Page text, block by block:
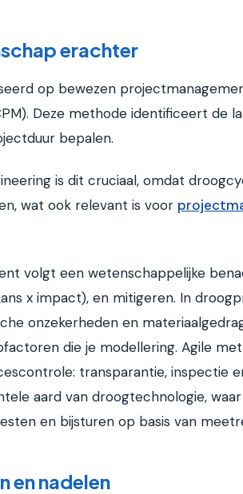
erachter
op bewezen
Deze methode identificeert de
bepalen.
is dit cruciaal, omdat
wat ook relevant is voor
volgt een wetenschappelijke
x impact), en mitigeren. In
onzekerheden en
die je modellering. Agile
transparantie, inspectie
aard van droogtechnologie,
en bijsturen op basis van
en nadelen